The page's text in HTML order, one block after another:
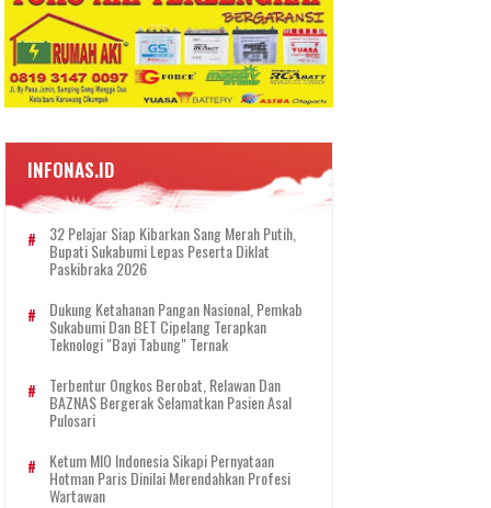
INFONAS.ID
32 Pelajar Siap Kibarkan Sang Merah Putih,
Bupati Sukabumi Lepas Peserta Diklat
Paskibraka 2026
Dukung Ketahanan Pangan Nasional, Pemkab
Sukabumi Dan BET Cipelang Terapkan
Teknologi "Bayi Tabung" Ternak
Terbentur Ongkos Berobat, Relawan Dan
BAZNAS Bergerak Selamatkan Pasien Asal
Pulosari
Ketum MIO Indonesia Sikapi Pernyataan
Hotman Paris Dinilai Merendahkan Profesi
Wartawan